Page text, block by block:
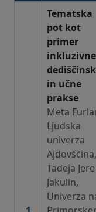
Izven digitalne
Tematska
pot kot
primer
inkluzivne
in učne
prakse
Meta
Ljudska
univerza
Ajdovščina,
Tadeja Jere
Jakulin,
Univerza